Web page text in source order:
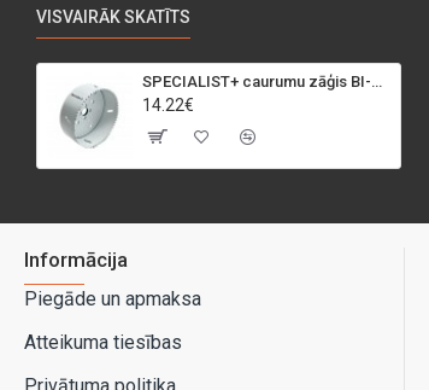
VISVAIRĀK SKATĪTS
SPECIALIST+ caurumu zāģis BI-METAL, 95 mm
14.22€
Informācija
Piegāde un apmaksa
Atteikuma tiesības